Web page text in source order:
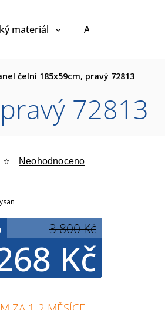
materiál Akce a výprodej
čelní 185x59cm, pravý 72813
72813
Neohodnoceno
3 800 Kč
Kč